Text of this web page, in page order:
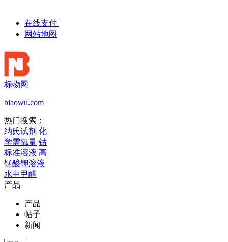
在线支付 |
网站地图
标物网
biaowu.com
热门搜索：
纳氏试剂 化
学需氧量 钴
标准溶液 高
锰酸钾溶液
水中甲醛
产品
产品
帖子
新闻